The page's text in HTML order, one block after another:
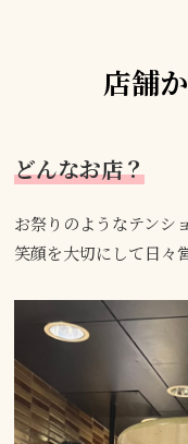
店舗
どんなお店？
お祭りのようなテンシ
笑顔を大切にして日々